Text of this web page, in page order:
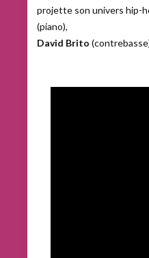
projette son univers hip-
(piano),
David Brito